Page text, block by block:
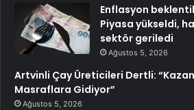
Enflasyon
Piyasa yükseldi,
sektör geriledi
Ağustos 5, 2026
Artvinli Çay Üreticileri Dertli:
Masraflara Gidiyor”
Ağustos 5, 2026